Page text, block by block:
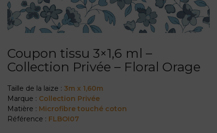
Coupon tissu 3×1,6 ml –
Collection Privée – Floral Orage
Taille de la laize : 3m x 1,60m
Marque : Collection Privée
Matière : Microfibre touché coton
Référence : FLBOI07